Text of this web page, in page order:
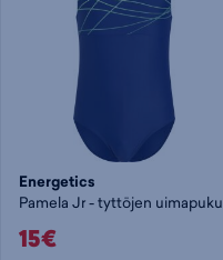
Energetics
Pamela Jr - tyttöjen uimapuku
15€